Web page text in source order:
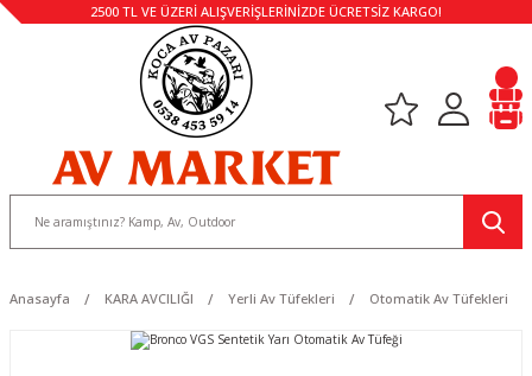
2500 TL VE ÜZERİ ALIŞVERİŞLERİNİZDE ÜCRETSİZ KARGO!
Anasayfa KARA AVCILIĞI Yerli Av Tüfekleri Otomatik Av Tüfekleri